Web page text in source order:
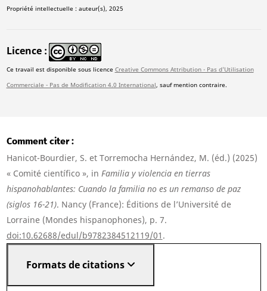
Propriété intellectuelle : auteur(s), 2025
Licence
Ce travail est disponible sous licence Creative Commons Attribution - Pas d'Utilisation
Commerciale - Pas de Modification 4.0 International, sauf mention contraire.
Comment citer
Hanicot-Bourdier, S. et Torremocha Hernández, M. (éd.) (2025)
« Comité científico », in Familia y violencia en tierras
hispanohablantes: Cuando la familia no es un remanso de paz
(siglos 16-21). Nancy (France): Éditions de l’Université de
Lorraine (Mondes hispanophones), p. 7.
doi:10.62688/edul/b9782384512119/01 .
Formats de citations